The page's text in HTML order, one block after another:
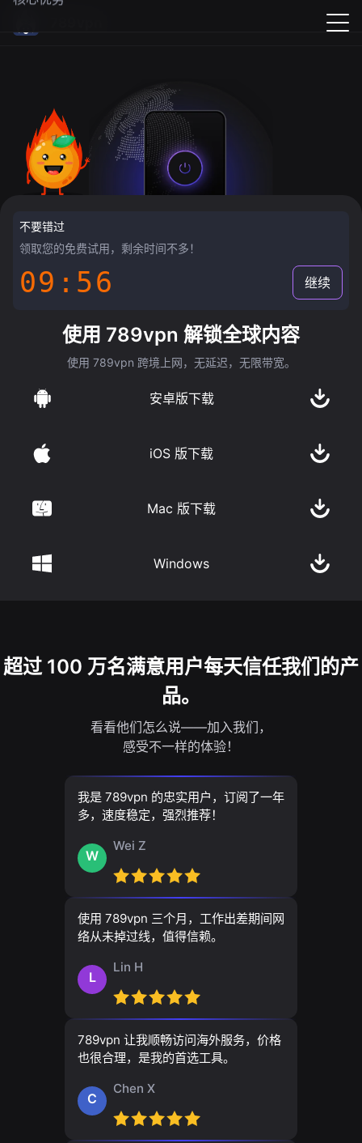
不要错过
领取您的免费试用，剩余时间不多！
09:55 继续
使用 789vpn 解锁全球内容
使用 789vpn 跨境上网，无延迟，无限带宽。
安卓版下载
iOS 版下载
Mac 版下载
Windows
超过 100 万名满意用户每天信任我们的产
品。
看看他们怎么说——加入我们，
感受不一样的体验！
我是 789vpn 的忠实用户，订阅了一年
多，速度稳定，强烈推荐！
W
Wei Z
使用 789vpn 三个月，工作出差期间网
络从未掉过线，值得信赖。
L
Lin H
789vpn 让我顺畅访问海外服务，价格
也很合理，是我的首选工具。
C
Chen X